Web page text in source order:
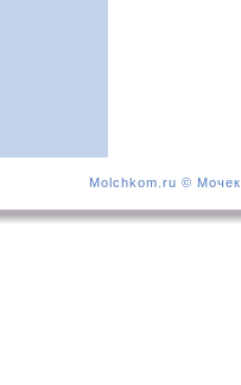
Molchkom.ru ©